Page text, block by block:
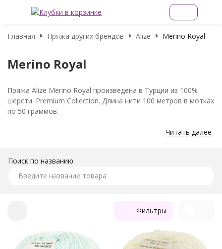
Главная Пряжа других брендов Alize Merino Royal
Merino Royal
Пряжа Alize Merino Royal произведена в Турции из 100%
шерсти. Premium Collection. Длина нити 100 метров в мотках
по 50 граммов.
Читать далее
Поиск по названию
Фильтры